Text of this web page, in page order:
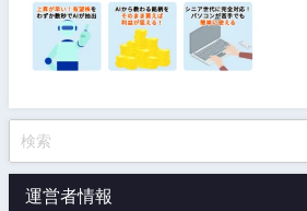
運営者情報